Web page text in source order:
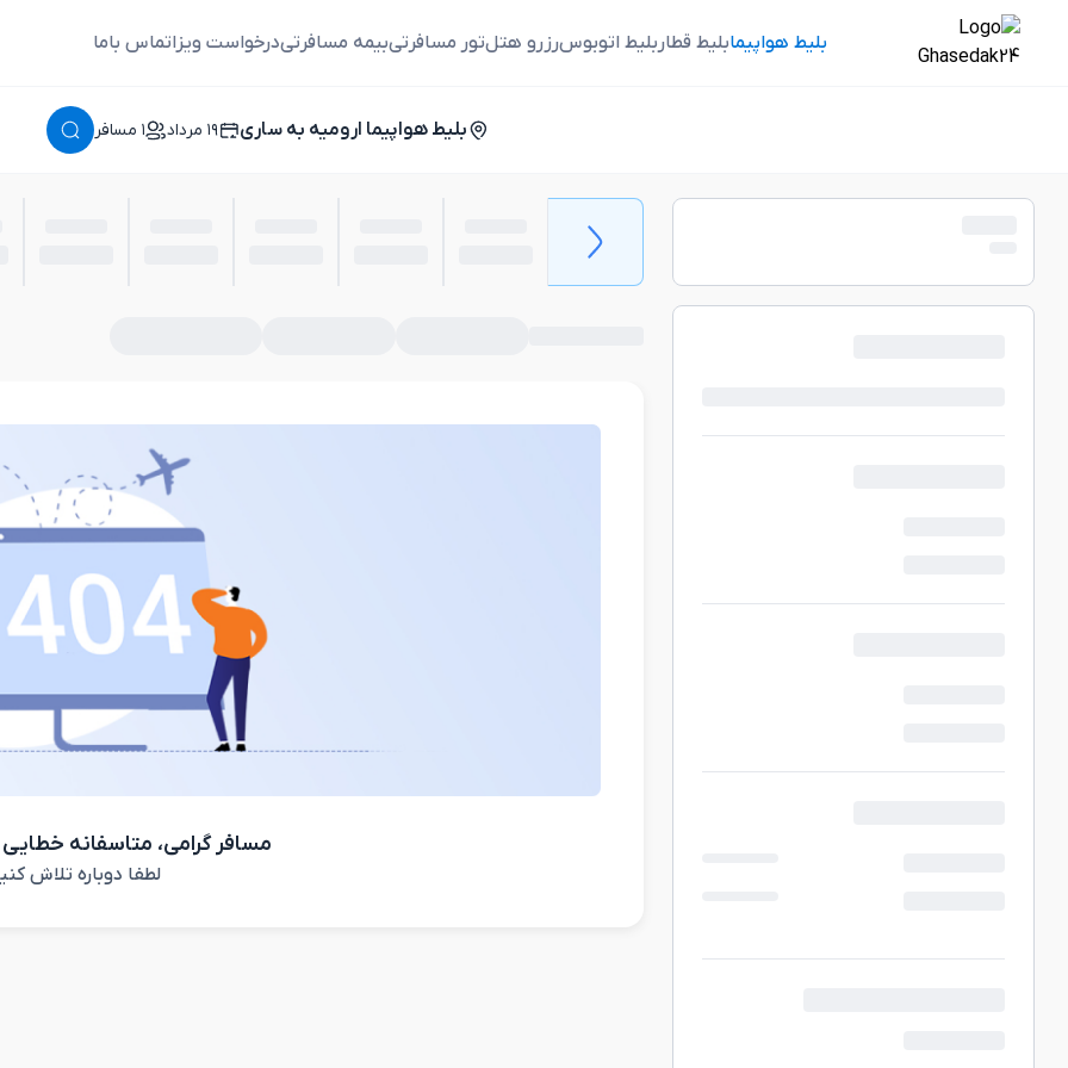
بلیط هواپیمابلیط قطار بلیط اتوبوسرزرو هتلتور مسافرتیبیمه مسافرتیدرخواست ویزاتماس باما
بلیط هواپیما ارومیه به ساری ١٩ مرداد ١ مسافر
مسافر گرامی، متاسفانه
لطفا دوباره تلاش